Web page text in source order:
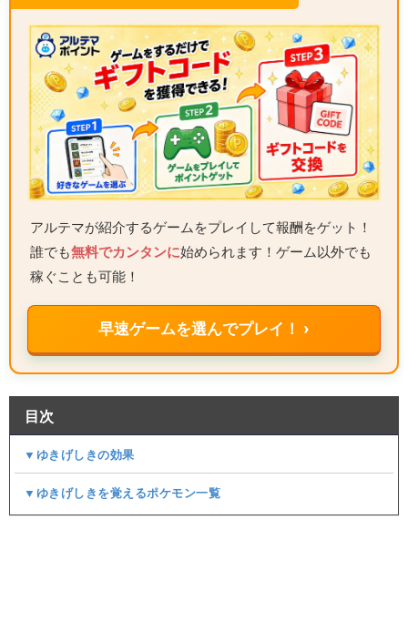
アルテマが紹介するゲームをプレイして報酬をゲット！
誰でも無料でカンタンに始められます！ゲーム以外でも
稼ぐことも可能！
早速ゲームを選んでプレイ！ ›
目次
▼ゆきげしきの効果
▼ゆきげしきを覚えるポケモン一覧